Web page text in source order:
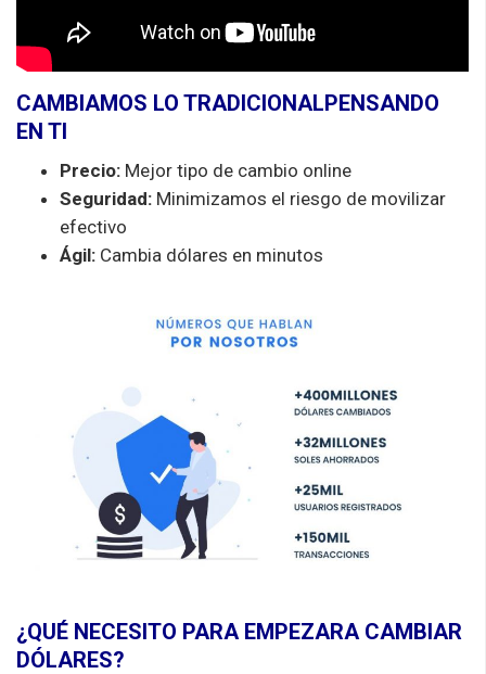
CAMBIAMOS LO TRADICIONALPENSANDO
EN TI
Precio: Mejor tipo de cambio online
Seguridad: Minimizamos el riesgo de movilizar
efectivo
Ágil: Cambia dólares en minutos
¿QUÉ NECESITO PARA EMPEZARA CAMBIAR
DÓLARES?